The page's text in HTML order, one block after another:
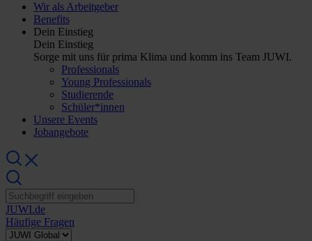
Wir als Arbeitgeber
Benefits
Dein Einstieg
Dein Einstieg
Sorge mit uns für prima Klima und komm ins Team JUWI.
Professionals
Young Professionals
Studierende
Schüler*innen
Unsere Events
Jobangebote
JUWI.de
Häufige Fragen